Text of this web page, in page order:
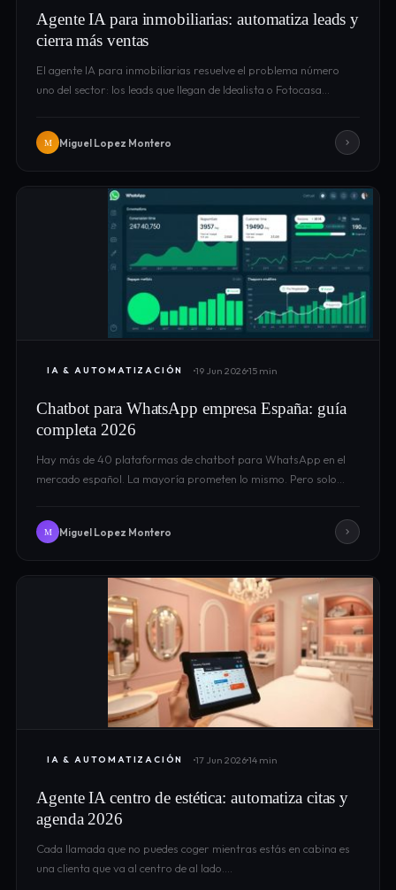
Agente IA para inmobiliarias: automatiza leads y
cierra más ventas
El agente IA para inmobiliarias resuelve el problema número
uno del sector: los leads que llegan de Idealista o Fotocasa…
M Miguel Lopez Montero
IA & AUTOMATIZACIÓN 19 Jun 202615 min
Chatbot para WhatsApp empresa España: guía
completa 2026
Hay más de 40 plataformas de chatbot para WhatsApp en el
mercado español. La mayoría prometen lo mismo. Pero solo…
M Miguel Lopez Montero
IA & AUTOMATIZACIÓN 17 Jun 202614 min
Agente IA centro de estética: automatiza citas y
agenda 2026
Cada llamada que no puedes coger mientras estás en cabina es
una clienta que va al centro de al lado.…